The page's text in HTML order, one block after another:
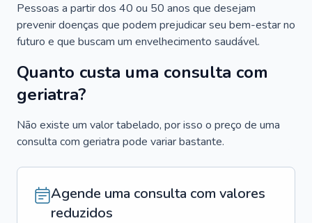
Pessoas a partir dos 40 ou 50 anos que desejam
prevenir doenças que podem prejudicar seu bem-estar no
futuro e que buscam um envelhecimento saudável.
Quanto custa uma consulta com
geriatra?
Não existe um valor tabelado, por isso o preço de uma
consulta com geriatra pode variar bastante.
Agende uma consulta com valores
reduzidos